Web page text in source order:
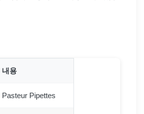
내용
Pasteur Pipettes